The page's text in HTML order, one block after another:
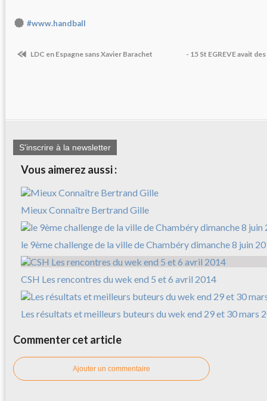
#www.handball
LDC en Espagne sans Xavier Barachet - 15 St EGREVE avait
S'inscrire à la newsletter
Vous aimerez aussi :
Mieux Connaître Bertrand Gille
le 9ème challenge de la ville de Chambéry dimanche 8 juin
CSH Les rencontres du wek end 5 et 6 avril 2014
Les résultats et meilleurs buteurs du wek end 29 et 30 mars
Commenter cet article
Ajouter un commentaire